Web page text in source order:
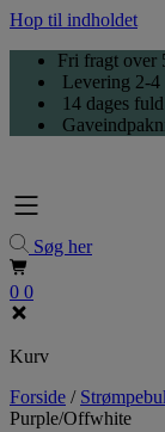
Hop til indholdet
Fri fragt over
Levering 2-4
14 dages
Søg her
0 0
Kurv
Forside /
Purple/Offwhite